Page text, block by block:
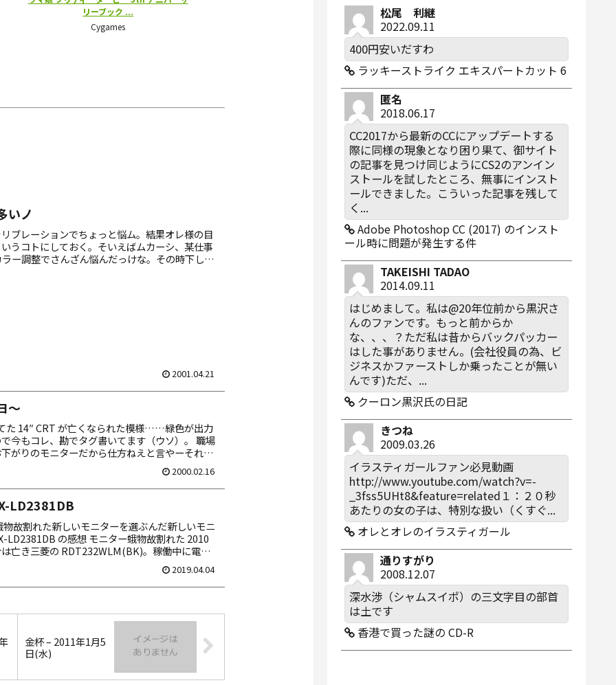
いノ
ブレーションでちょっと悩ム。結果オレ様の目
うコトにしておく。そいえばムカーシ、某仕事
ー調整でさんざん悩んだっけな。その時下した
2001.04.21
～
た 14″ CRT が亡くなられた模様……緑色が出力
今もコレ、勘でタグ書いてます（ウソ）。 職場
がりのモニターだから仕方ねえと言やーそれま
2000.02.16
LD2381DB
故割れた新しいモニターを選ぶんだ新しいモニ
LD2381DB の感想 モニター蛾物故割れた 2010
亡き三菱の RDT232WLM(BK)。稼働中に電源
2019.04.04
金杯 – 2011年1月5
日(水)
松尾 利継
2022.09.11
400円安いだすわ
ラッキーストライク エキスパートカット 6
匿名
2018.06.17
CC2017から最新のCCにアップデートする
際に同様の現象となり困り果て、御サイト
の記事を見つけ同じようにCS2のアンイン
ストールを試したところ、無事にインスト
ールできました。こういった記事を残して
く...
Adobe Photoshop CC (2017) のインスト
ール時に問題が発生する件
TAKEISHI TADAO
2014.09.11
はじめまして。私は@20年位前から黒沢さ
んのファンです。もっと前からか
な、、、？ただ私は昔からバックパッカー
はした事がありません。(会社役員の為、ビ
ジネスかファーストしか乗ったことが無い
んです)ただ、...
クーロン黒沢氏の日記
きつね
2009.03.26
イラスティガールファン必見動画
http://www.youtube.com/watch?v=-
_3fss5UHt8&feature=related１：２０秒
あたりの女の子は、特別な扱い（くすぐ...
オレとオレのイラスティガール
通りすがり
2008.12.07
深水渉（シャムスイポ）の三文字目の部首
は土です
香港で買った謎の CD-R